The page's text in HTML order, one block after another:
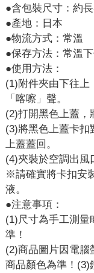
●含包裝尺寸：約
●產地：日本
●物流方式：常溫
●保存方法：常溫
●使用方法：
(1)附件夾由下往上
「喀嚓」聲。
(2)打開黑色上蓋，
(3)將黑色上蓋卡扣
上蓋蓋回。
(4)夾裝於空調出風
※請確實將卡扣安
液。
●注意事項：
(1)尺寸為手工測量
準！
(2)商品圖片因電腦
商品顏色為準！(3)